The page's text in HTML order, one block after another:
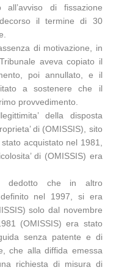
di fissazione
il termine di 30
di motivazione, in
aveva copiato il
poi annullato, e il
a sostenere che il
provvedimento.
della disposta
di (OMISSIS), sito
acquistato nel 1981,
di (OMISSIS) era
dedotto che in altro
nel 1997, si era
solo dal novembre
(OMISSIS) era stato
senza patente e di
che alla diffida emessa
richiesta di misura di